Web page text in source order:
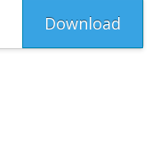
Download